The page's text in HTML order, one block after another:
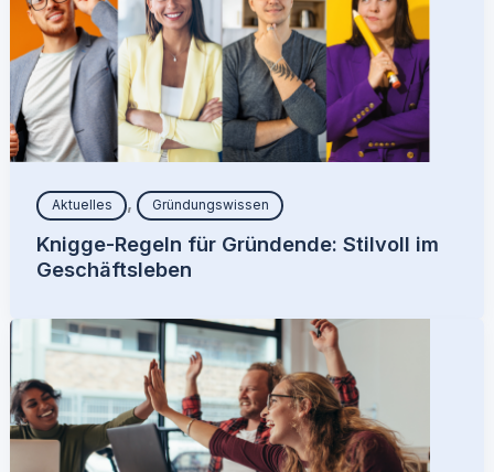
Aktuelles , Gründungswissen
Knigge-Regeln für Gründende: Stilvoll im
Geschäftsleben